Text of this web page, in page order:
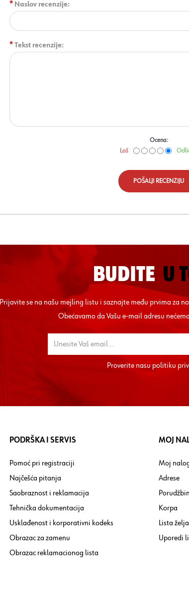
Naslov recenzije:
*
Tekst recenzije:
*
Ocena:
Loš
POŠALJI RECENZIJU
BUDITE U
Prijavite se na našu mejling listu i saznajte među prvima za
Obećavamo da Vašu e-mail adresu
Proverite nasupolitiku
PODRŠKA I SERVIS
Pomoć pri registraciji
Najčešća pitanja
Saobraznost i reklamacija
Tehnička dokumentacija
Usklađenost i korporativni kodeks
Obrazac za zamenu
Obrazac reklamacionog lista
MOJ
Moj
Adrese
Korpa
Lista želja
Uporedi